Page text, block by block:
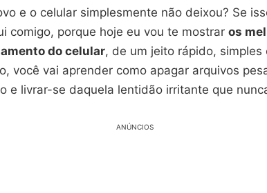
e o celular simplesmente não deixou? Se
comigo, porque hoje eu vou te mostrar os
do celular, de um jeito rápido, simples
você vai aprender como apagar arquivos
e livrar-se daquela lentidão irritante que
ANÚNCIOS